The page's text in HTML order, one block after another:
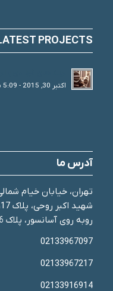
PROJECTS
اکتبر 30, 2015 - 5:09 ب.ظ
آدرس ما
تهران، خیابان خیام
روبه روی آسانسور، پلاک 26
02133967097
02133967217
02133916914